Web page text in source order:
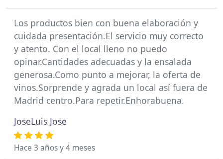
Los productos bien con buena elaboración y
cuidada presentación.El servicio muy correcto
y atento. Con el local lleno no puedo
opinar.Cantidades adecuadas y la ensalada
generosa.Como punto a mejorar, la oferta de
vinos.Sorprende y agrada un local así fuera de
Madrid centro.Para repetir.Enhorabuena.
JoseLuis Jose
Hace 3 años y 4 meses